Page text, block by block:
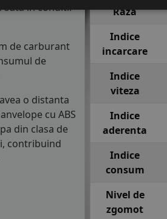
in conditii
de carburant
de
o distanta
cu ABS
din clasa de
contribuind
Raza
Indice
incarcare
Indice
viteza
Indice
aderenta
Indice
consum
Nivel de
zgomot